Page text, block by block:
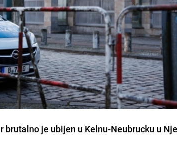
je ubijen u Kelnu-Neubrucku u